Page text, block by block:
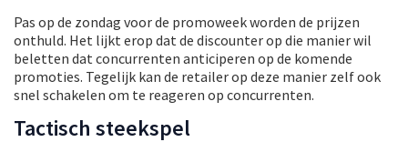
Pas op de zondag voor de promoweek worden de prijzen
onthuld. Het lijkt erop dat de discounter op die manier wil
beletten dat concurrenten anticiperen op de komende
promoties. Tegelijk kan de retailer op deze manier zelf ook
snel schakelen om te reageren op concurrenten.
Tactisch steekspel